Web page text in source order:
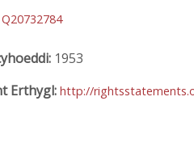
Q20732784
1953
Erthygl: http://